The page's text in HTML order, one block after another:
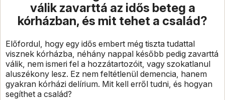
válik zavarttá az idős beteg a
kórházban, és mit tehet a család?
Előfordul, hogy egy idős embert még tiszta tudattal
visznek kórházba, néhány nappal később pedig zavarttá
válik, nem ismeri fel a hozzátartozóit, vagy szokatlanul
aluszékony lesz. Ez nem feltétlenül demencia, hanem
gyakran kórházi delírium. Mit kell erről tudni, és hogyan
segíthet a család?